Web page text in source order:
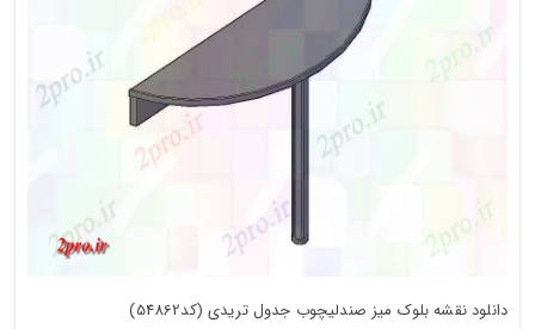
دانلود نقشه بلوک میز صندلیچوب جدول تریدی (کد54862)